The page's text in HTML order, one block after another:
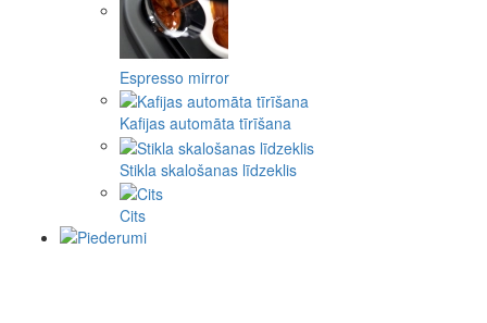
Espresso mirror
Kafijas automāta tīrīšana
Stikla skalošanas līdzeklis
Cits